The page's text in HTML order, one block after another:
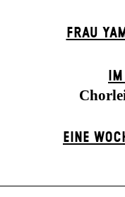
FRAU
EINE